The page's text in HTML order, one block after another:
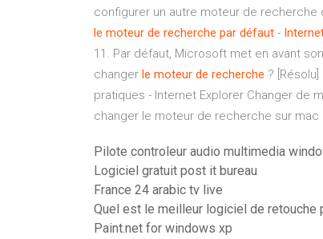
configurer un autre moteur de recherche
le moteur de recherche par défaut -
11. Par défaut, Microsoft met en avant
changer le moteur de recherche ?
pratiques - Internet Explorer Changer de
changer le moteur de recherche sur mac
Pilote controleur audio multimedia
Logiciel gratuit post it bureau
France 24 arabic tv live
Quel est le meilleur logiciel de retouche
Paint.net for windows xp